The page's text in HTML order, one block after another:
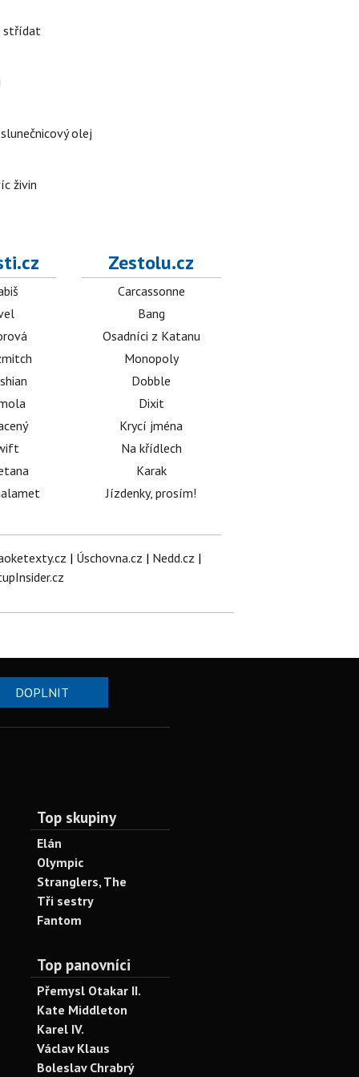
střídat
olej
živin
Zestolu.cz
Carcassonne
Bang
Osadníci z Katanu
Monopoly
Dobble
Dixit
Krycí jména
Na křídlech
Karak
Jízdenky, prosím!
| Úschovna.cz | Nedd.cz |
DOPLNIT
Top skupiny
Elán
Olympic
Stranglers, The
Tři sestry
Fantom
Top panovníci
Přemysl Otakar II.
Kate Middleton
Karel IV.
Václav Klaus
Boleslav Chrabrý